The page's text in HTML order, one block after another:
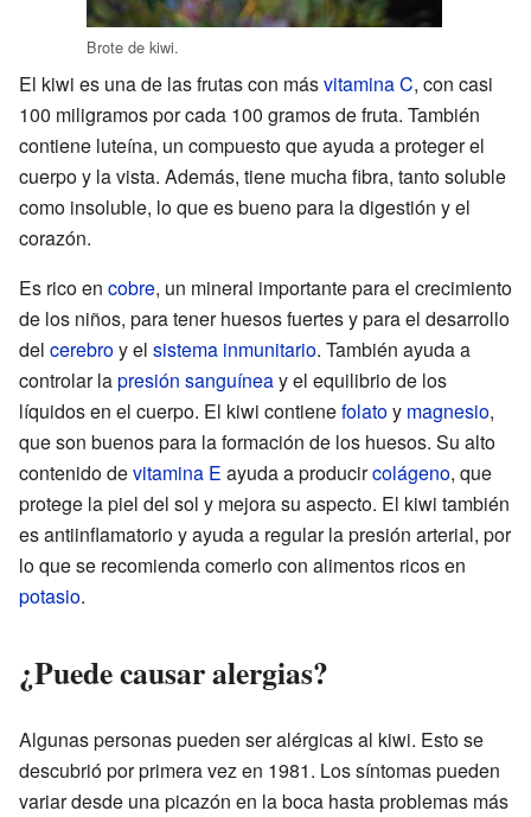
Brote de kiwi.
El kiwi es una de las frutas con másvitamina C, con casi
100 miligramos por cada 100 gramos de fruta. También
contiene luteína, un compuesto que ayuda a proteger el
cuerpo y la vista. Además, tiene mucha fibra, tanto soluble
como insoluble, lo que es bueno para la digestión y el
corazón.
Es rico en cobre, un mineral importante para el crecimiento
de los niños, para tener huesos fuertes y para el desarrollo
del cerebroy el sistema inmunitario. También ayuda a
controlar lapresión sanguíneay el equilibrio de los
líquidos en el cuerpo. El kiwi contienefolatoy magnesio,
que son buenos para la formación de los huesos. Su alto
contenido devitamina E ayuda a producircolágeno, que
protege la piel del sol y mejora su aspecto. El kiwi también
es antiinflamatorio y ayuda a regular la presión arterial, por
lo que se recomienda comerlo con alimentos ricos en
potasio.
¿Puede causar alergias?
Algunas personas pueden ser alérgicas al kiwi. Esto se
descubrió por primera vez en 1981. Los síntomas pueden
variar desde una picazón en la boca hasta problemas más